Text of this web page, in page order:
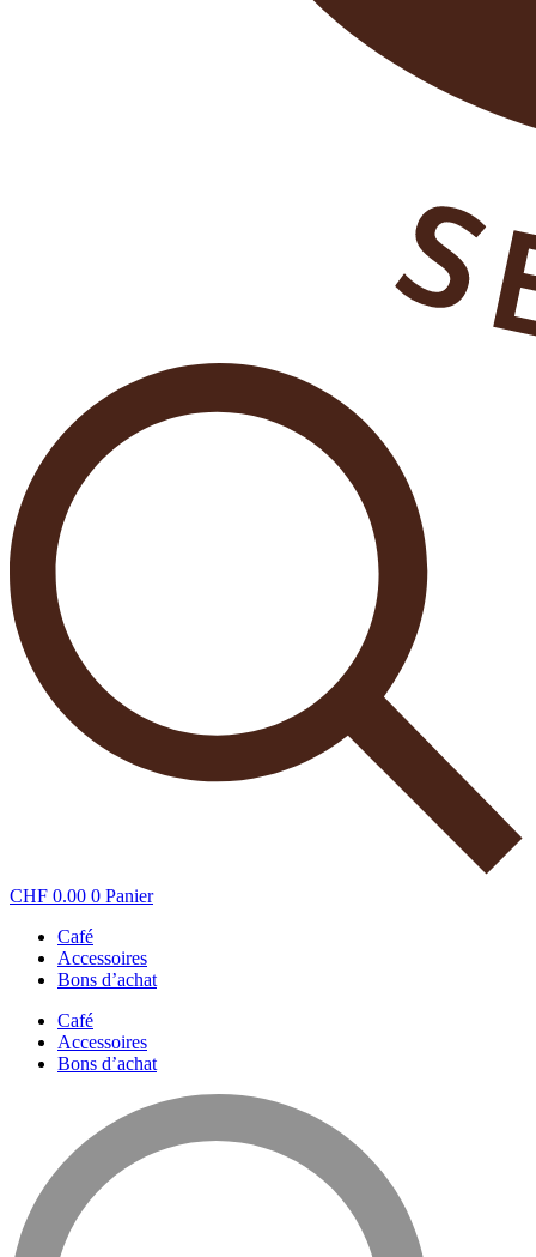
CHF 0.00 0 Panier
Café
Accessoires
Bons d’achat
Café
Accessoires
Bons d’achat